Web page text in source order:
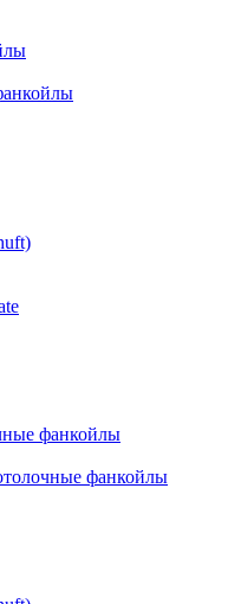
фанкойлы
фанкойлы